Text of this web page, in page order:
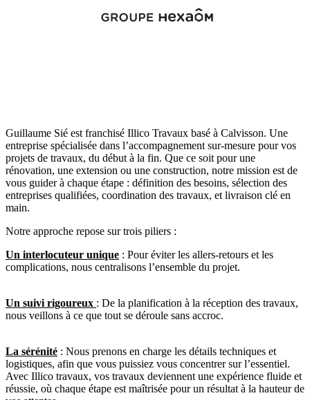
Guillaume Sié est franchisé Illico Travaux basé à Calvisson. Une
entreprise spécialisée dans l’accompagnement sur-mesure pour vos
projets de travaux, du début à la fin. Que ce soit pour une
rénovation, une extension ou une construction, notre mission est de
vous guider à chaque étape : définition des besoins, sélection des
entreprises qualifiées, coordination des travaux, et livraison clé en
main.
Notre approche repose sur trois piliers :
Un interlocuteur unique : Pour éviter les allers-retours et les
complications, nous centralisons l’ensemble du projet.
Un suivi rigoureux : De la planification à la réception des travaux,
nous veillons à ce que tout se déroule sans accroc.
La sérénité : Nous prenons en charge les détails techniques et
logistiques, afin que vous puissiez vous concentrer sur l’essentiel.
Avec Illico travaux, vos travaux deviennent une expérience fluide et
réussie, où chaque étape est maîtrisée pour un résultat à la hauteur de